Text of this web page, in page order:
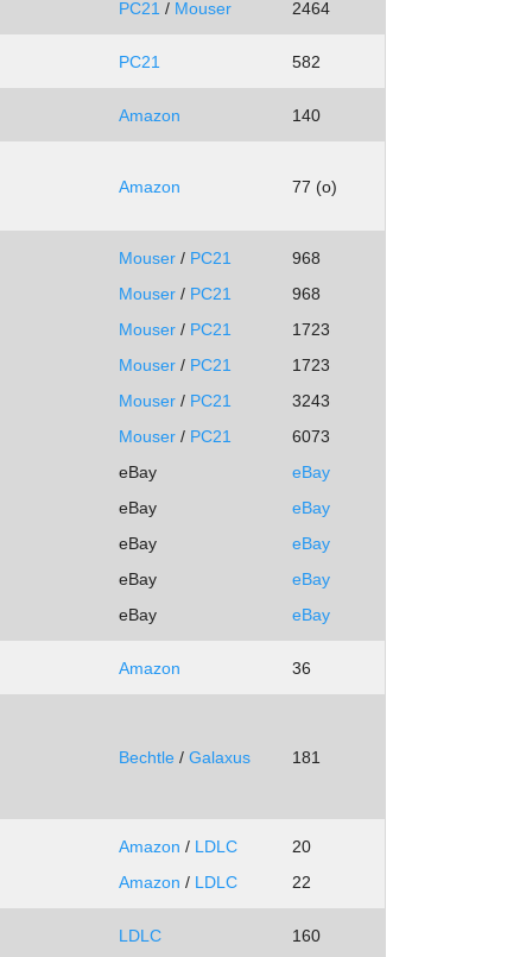
PC21 / Mouser
2464
PC21 582
Amazon 140
Amazon 77 (o)
Mouser / PC21
Mouser / PC21
Mouser / PC21
Mouser / PC21
Mouser / PC21
Mouser / PC21
eBay
eBay
eBay
eBay
eBay
968
968
1723
1723
3243
6073
eBay
eBay
eBay
eBay
eBay
Amazon 36
Bechtle / Galaxus 181
Amazon / LDLC
Amazon / LDLC
20
22
LDLC
160